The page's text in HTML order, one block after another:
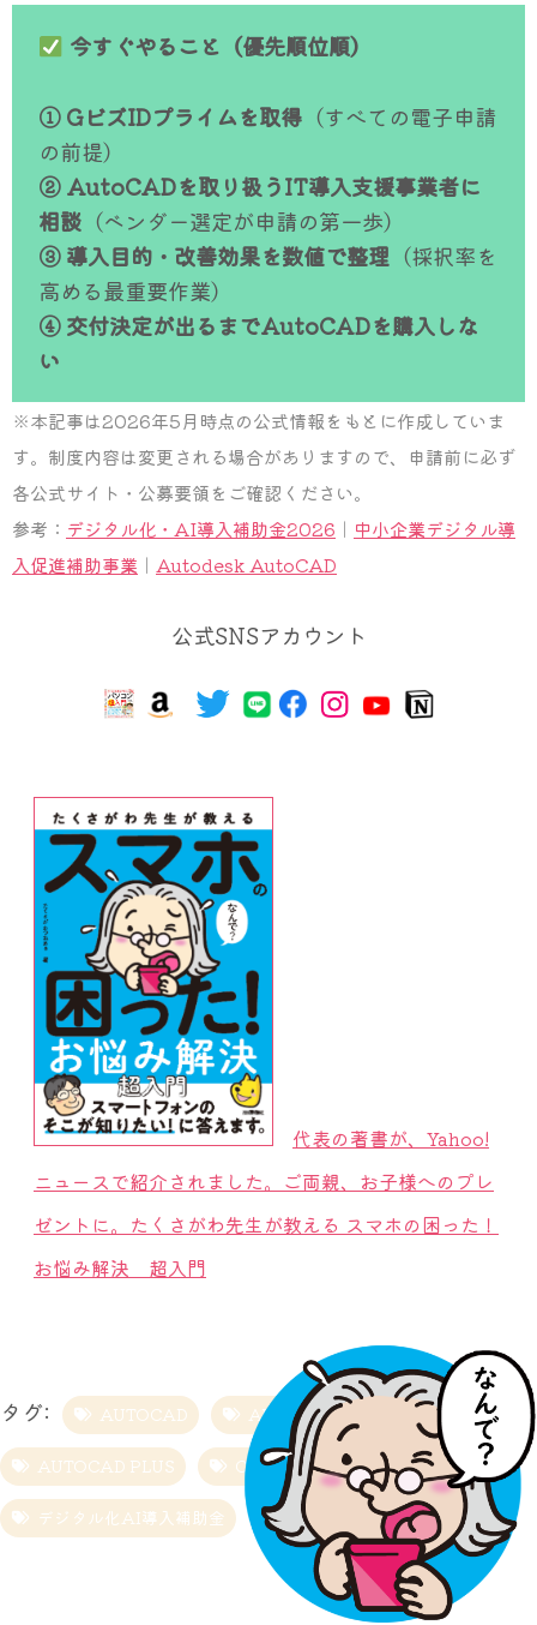
今すぐやること（優先順位順）
① GビズIDプライムを取得 （すべての電子申請
の前提）
② AutoCADを取り扱うIT導入支援事業者に
相談 （ベンダー選定が申請の第一歩）
③ 導入目的・改善効果を数値で整理 （採択率を
高める最重要作業）
④ 交付決定が出るまでAutoCADを購入しな
い
※本記事は2026年5月時点の公式情報をもとに作成していま
す。制度内容は変更される場合がありますので、申請前に必ず
各公式サイト・公募要領をご確認ください。
参考： デジタル化・AI導入補助金2026 ｜ 中小企業デジタル導
入促進補助事業 ｜ Autodesk AutoCAD
公式SNSアカウント
代表の著書が、Yahoo!
ニュースで紹介されました。ご両親、お子様へのプレ
ゼントに。たくさがわ先生が教える スマホの困った！
お悩み解決 超入門
タグ: AUTOCAD AUTOCAD LT
AUTOCAD PLUS CAD補助金 IT導入補助金
デジタル化AI導入補助金